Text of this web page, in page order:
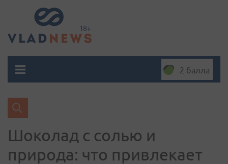
2 балла
Шоколад с солью и
природа: что привлекает